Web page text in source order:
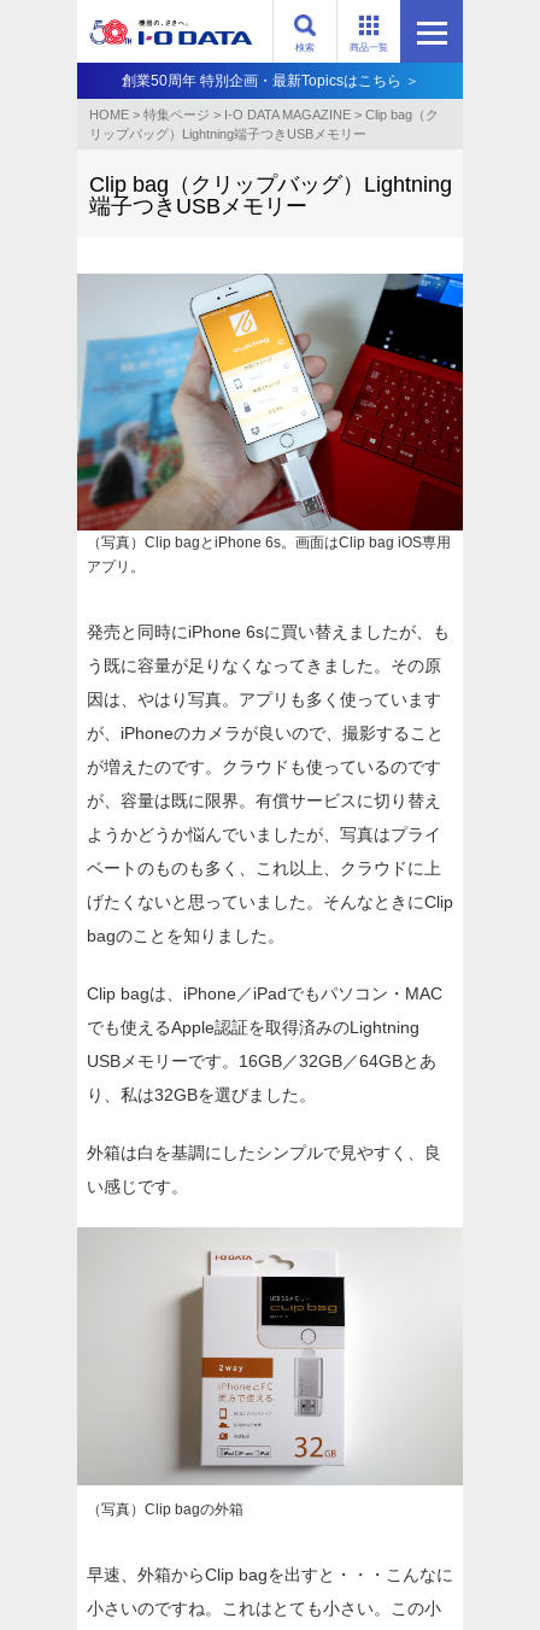
商品一覧
検索
創業50周年 特別企画・最新Topicsはこちら ＞
HOME > 特集ページ > I-O DATA MAGAZINE > Clip bag（ク
リップバッグ）Lightning端子つきUSBメモリー
Clip bag（クリップバッグ）Lightning
端子つきUSBメモリー
（写真）Clip bagとiPhone 6s。画面はClip bag iOS専用
アプリ。
発売と同時にiPhone 6sに買い替えましたが、も
う既に容量が足りなくなってきました。その原
因は、やはり写真。アプリも多く使っています
が、iPhoneのカメラが良いので、撮影すること
が増えたのです。クラウドも使っているのです
が、容量は既に限界。有償サービスに切り替え
ようかどうか悩んでいましたが、写真はプライ
ベートのものも多く、これ以上、クラウドに上
げたくないと思っていました。そんなときにClip
bagのことを知りました。
Clip bagは、iPhone／iPadでもパソコン・MAC
でも使えるApple認証を取得済みのLightning
USBメモリーです。16GB／32GB／64GBとあ
り、私は32GBを選びました。
外箱は白を基調にしたシンプルで見やすく、良
い感じです。
（写真）Clip bagの外箱
早速、外箱からClip bagを出すと・・・こんなに
小さいのですね。これはとても小さい。この小